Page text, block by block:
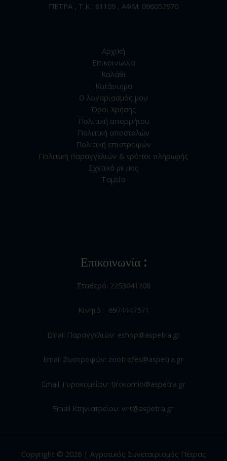
ΠΕΤΡΑ , Τ.Κ : 81109 , ΑΦΜ: 096052970
Αρχική
Επικοινωνία
Καλάθι
Κατάστημα
Ο λογαριασμός μου
Όροι Χρήσης
Πολιτική απορρήτου
Πολιτική αποστολών
Πολιτική επιστροφών
Πολιτική παραγγελιών & τρόποι πληρωμής
Σχετικά με μας
Ταμείο
Επικοινωνία :
Σταθερό: 2253041208
Κινητό : 6974447571
Email Παραγγελιών: eshop@aspetra.gr
Email Ζωοτροφών: zootrofes@aspetra.gr
Email Τυροκομείου: tirokomio@aspetra.gr
Email Κτηνιατρείου: vet@aspetra.gr
Copyright © 2026 | Αγροτικός Συνεταιρισμός Πέτρας